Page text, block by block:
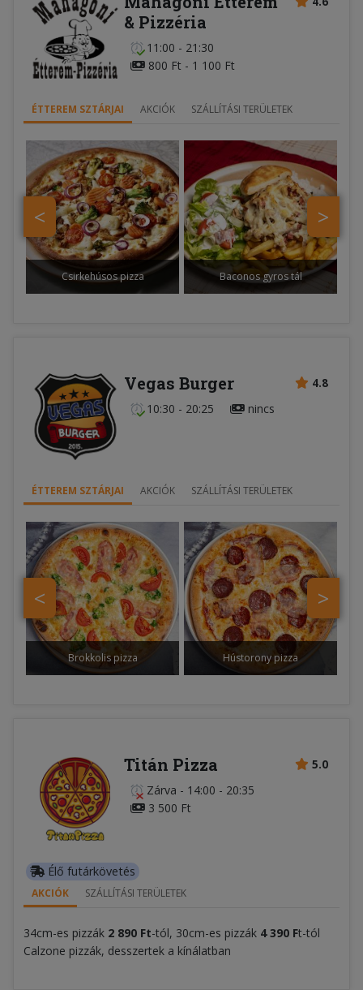
& Pizzéria
11:00 - 21:30
800 Ft - 1 100 Ft
ÉTTEREM SZTÁRJAI AKCIÓK SZÁLLÍTÁSI TERÜLETEK
>
<
Csirkehúsos pizza Baconos gyros tál
4.8
Vegas Burger
10:30 - 20:25 nincs
ÉTTEREM SZTÁRJAI AKCIÓK SZÁLLÍTÁSI TERÜLETEK
>
<
Brokkolis pizza Hústorony pizza
5.0
Titán Pizza
Zárva - 14:00 - 20:35
3 500 Ft
Élő futárkövetés
AKCIÓK SZÁLLÍTÁSI TERÜLETEK
34cm-es pizzák 2 890 Ft-tól, 30cm-es pizzák 4 390 Ft-tól
Calzone pizzák, desszertek a kínálatban